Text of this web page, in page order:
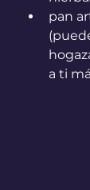
pan
a ti